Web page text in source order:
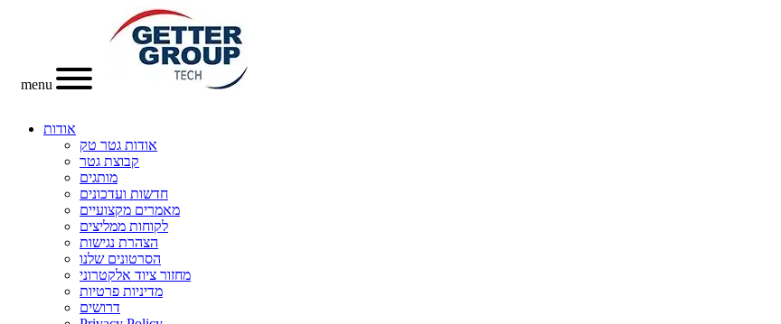
menu
אודות
אודות גטר טק
קבוצת גטר
מותגים
חדשות ועדכונים
מאמרים מקצועיים
לקוחות ממליצים
הצהרת נגישות
הסרטונים שלנו
מחזור ציוד אלקטרוני
מדיניות פרטיות
דרושים